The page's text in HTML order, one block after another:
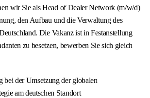
wir Sie als Head of Dealer Network (m/w/d)
den Aufbau und die Verwaltung des
Die Vakanz ist in Festanstellung
zu besetzen, bewerben Sie sich gleich
der Umsetzung der globalen
am deutschen Standort